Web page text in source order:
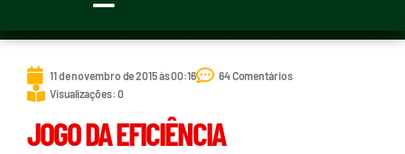
11 de novembro de 2015 às 00:16
64 Comentários
Visualizações: 0
JOGO DA EFICIÊNCIA